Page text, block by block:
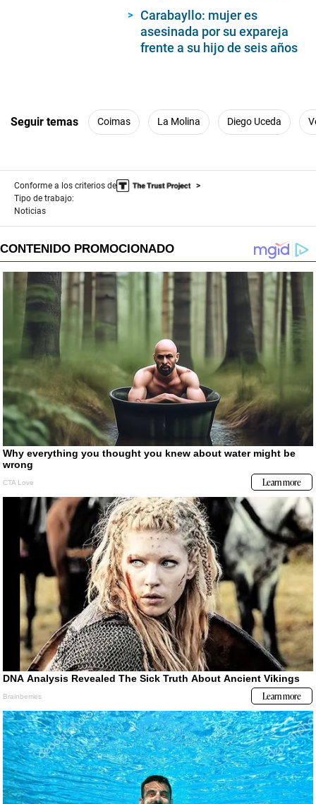
Carabayllo: mujer es
asesinada por su expareja
frente a su hijo de seis años
Seguir temas Coimas La Molina Diego Uceda
Conforme a los criterios de
Tipo de trabajo:
Noticias